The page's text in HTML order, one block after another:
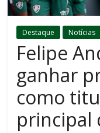
Destaque Notícias
Felipe
ganhar
como
principal